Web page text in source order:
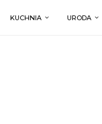
KUCHNIA URODA